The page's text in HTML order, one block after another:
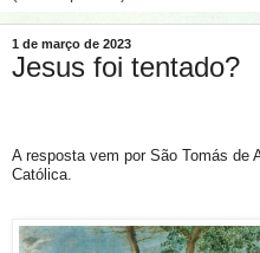
1 de março de 2023
Jesus foi tentado?
A resposta vem por São Tomás de
Católica.